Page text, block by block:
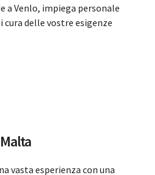
a Venlo, impiega personale
cura delle vostre esigenze
vasta esperienza con una